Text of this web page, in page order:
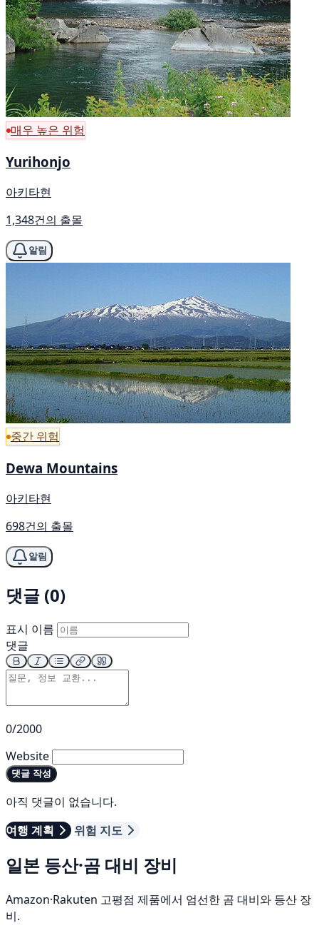
매우 높은 위험
Yurihonjo
아키타현
1,348건의 출몰
알림
중간 위험
Dewa Mountains
아키타현
698건의 출몰
알림
댓글 (0)
표시 이름
댓글
0/2000
Website
댓글 작성
아직 댓글이 없습니다.
여행 계획
위험 지도
일본 등산·곰 대비 장비
Amazon·Rakuten 고평점 제품에서 엄선한 곰 대비와 등산 장
비.